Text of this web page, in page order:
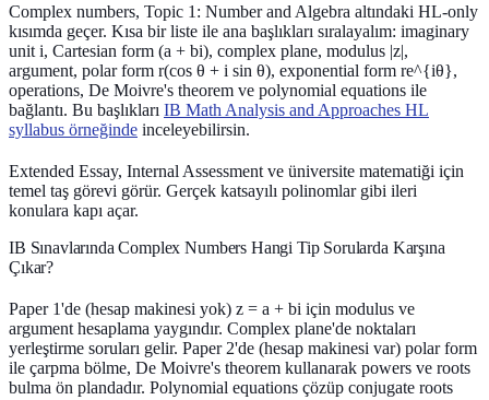
Complex numbers, Topic 1: Number and Algebra altındaki HL-only
kısımda geçer. Kısa bir liste ile ana başlıkları sıralayalım: imaginary
unit i, Cartesian form (a + bi), complex plane, modulus |z|,
argument, polar form r(cos θ + i sin θ), exponential form re^{iθ},
operations, De Moivre's theorem ve polynomial equations ile
bağlantı. Bu başlıkları IB Math Analysis and Approaches HL
syllabus örneğinde inceleyebilirsin.
Extended Essay, Internal Assessment ve üniversite matematiği için
temel taş görevi görür. Gerçek katsayılı polinomlar gibi ileri
konulara kapı açar.
IB Sınavlarında Complex Numbers Hangi Tip Sorularda Karşına
Çıkar?
Paper 1'de (hesap makinesi yok) z = a + bi için modulus ve
argument hesaplama yaygındır. Complex plane'de noktaları
yerleştirme soruları gelir. Paper 2'de (hesap makinesi var) polar form
ile çarpma bölme, De Moivre's theorem kullanarak powers ve roots
bulma ön plandadır. Polynomial equations çözüp conjugate roots